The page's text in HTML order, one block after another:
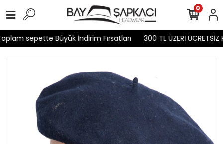
sepette Büyük İndirim Fırsatları 300 TL ÜZERİ ÜCRETSİZ
0